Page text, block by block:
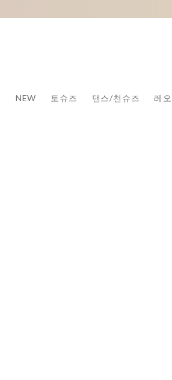
NEW 토슈즈 댄스/천슈즈 레